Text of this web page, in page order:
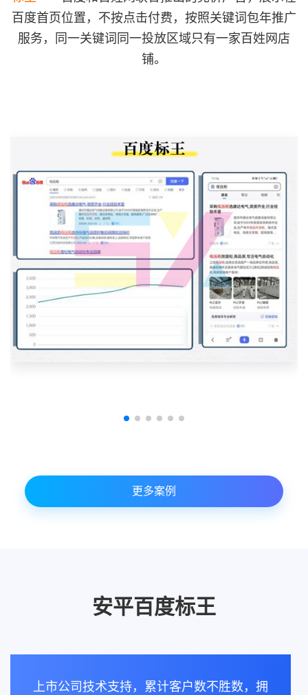
百度首页位置，不按点击付费，按照关键词包年推广
服务，同一关键词同一投放区域只有一家百姓网店
铺。
更多案例
安平百度标王
上市公司技术支持，累计客户数不胜数，拥